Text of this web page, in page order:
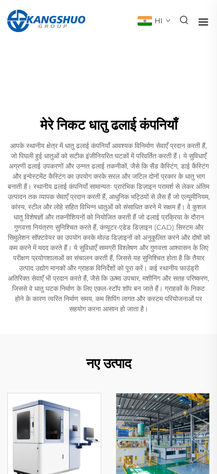
HI
मेरे निकट धातु ढलाई कंपनियाँ
आपके स्थानीय क्षेत्र में धातु ढलाई कंपनियाँ आवश्यक विनिर्माण सेवाएँ प्रदान करती हैं,
जो पिघली हुई धातुओं को सटीक इंजीनियरित घटकों में परिवर्तित करती हैं। ये सुविधाएँ
अग्रणी ढलाई उपकरणों और उन्नत ढलाई तकनीकों, जैसे कि सैंड कैस्टिंग, डाई कैस्टिंग
और इन्वेस्टमेंट कैस्टिंग का उपयोग करके सरल और जटिल दोनों प्रकार के धातु भाग
बनाती हैं। स्थानीय ढलाई कंपनियाँ सामान्यतः प्रारंभिक डिज़ाइन परामर्श से लेकर अंतिम
उत्पादन तक व्यापक सेवाएँ प्रदान करती हैं, आधुनिक भट्ठियों से लैस हैं जो एल्यूमीनियम,
कांस्य, स्टील और लोहे सहित विभिन्न धातुओं को संसाधित करने में सक्षम हैं। वे कुशल
धातु विशेषज्ञों और तकनीशियनों को नियोजित करती हैं जो ढलाई प्रक्रिया के दौरान
गुणवत्ता नियंत्रण सुनिश्चित करते हैं, कंप्यूटर-एडेड डिज़ाइन (CAD) सिस्टम और
सिमुलेशन सॉफ़्टवेयर का उपयोग करके मोल्ड डिज़ाइनों को अनुकूलित करने और दोषों को
कम करने में मदद करते हैं। ये सुविधाएँ सामग्री विश्लेषण और गुणवत्ता आश्वासन के लिए
परीक्षण प्रयोगशालाओं का संचालन करती हैं, जिससे यह सुनिश्चित होता है कि तैयार
उत्पाद उद्योग मानकों और ग्राहक विनिर्देशों को पूरा करें। कई स्थानीय फाउंड्री
अतिरिक्त सेवाएँ भी प्रदान करते हैं, जैसे कि ऊष्मा उपचार, मशीनिंग और सतह परिष्करण,
जिससे वे धातु घटक निर्माण के लिए एकल-स्टॉप शॉप बन जाते हैं। ग्राहकों के निकट
होने के कारण त्वरित निर्माण समय, कम शिपिंग लागत और कस्टम परियोजनाओं पर
सहयोग करना आसान हो जाता है।
नए उत्पाद